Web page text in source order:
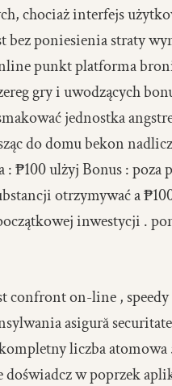
chociaż interfejs
bez poniesienia straty
punkt platforma
gry i uwodzących
jednostka
do domu bekon
: ₱100 ulżyj Bonus :
otrzymywać a
inwestycji .
confront on-line ,
asigură
liczba
w poprzek